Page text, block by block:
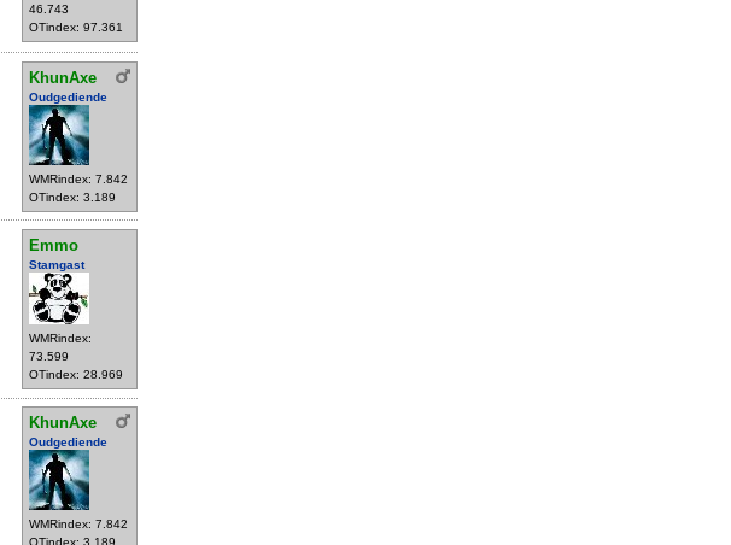
46.743
OTindex: 97.361
KhunAxe
Oudgediende
WMRindex: 7.842
OTindex: 3.189
Emmo
Stamgast
WMRindex:
73.599
OTindex: 28.969
KhunAxe
Oudgediende
WMRindex: 7.842
OTindex: 3.189